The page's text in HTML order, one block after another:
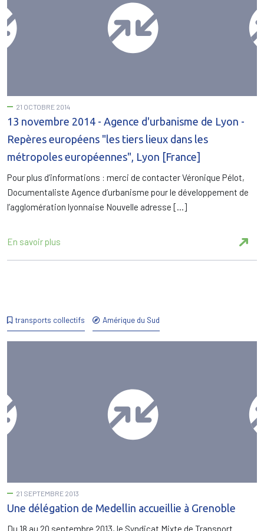
21 OCTOBRE 2014
13 novembre 2014 - Agence d'urbanisme de Lyon -
Repères européens "les tiers lieux dans les
métropoles européennes", Lyon [France]
Pour plus d’informations : merci de contacter Véronique Pélot,
Documentaliste Agence d’urbanisme pour le développement de
l’agglomération lyonnaise Nouvelle adresse […]
En savoir plus
transports collectifs Amérique du Sud
21 SEPTEMBRE 2013
Une délégation de Medellin accueillie à Grenoble
Du 18 au 20 septembre 2013, le Syndicat Mixte de Transport